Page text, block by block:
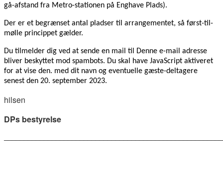
gå-afstand fra Metro-stationen på Enghave Plads).
Der er et begrænset antal pladser til arrangementet, så først-til-
mølle princippet gælder.
Du tilmelder dig ved at sende en mail til
Denne e-mail adresse
bliver beskyttet mod spambots. Du skal have JavaScript aktiveret
for at vise den. med dit navn og eventuelle gæste-deltagere
senest den 20. september 2023.
hilsen
DPs bestyrelse